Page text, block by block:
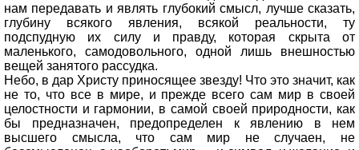
нам передавать и являть глубокий смысл, лучше сказать,
глубину всякого явления, всякой реальности, ту
подспудную их силу и правду, которая скрыта от
маленького, самодовольного, одной лишь внешностью
вещей занятого рассудка.
Небо, в дар Христу приносящее звезду! Что это значит, как
не то, что все в мире, и прежде всего сам мир в своей
целостности и гармонии, в самой своей природности, как
бы предназначен, предопределен к явлению в нем
высшего смысла, что сам мир не случаен, не